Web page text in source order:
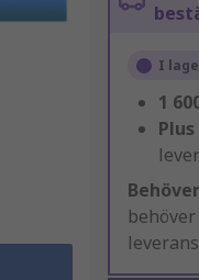
I
1
Plus